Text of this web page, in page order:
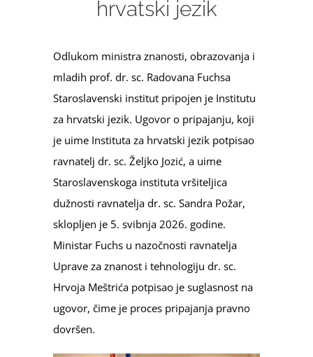
hrvatski jezik
Odlukom ministra znanosti, obrazovanja i
mladih prof. dr. sc. Radovana Fuchsa
Staroslavenski institut pripojen je Institutu
za hrvatski jezik. Ugovor o pripajanju, koji
je uime Instituta za hrvatski jezik potpisao
ravnatelj dr. sc. Željko Jozić, a uime
Staroslavenskoga instituta vršiteljica
dužnosti ravnatelja dr. sc. Sandra Požar,
sklopljen je 5. svibnja 2026. godine.
Ministar Fuchs u nazočnosti ravnatelja
Uprave za znanost i tehnologiju dr. sc.
Hrvoja Meštrića potpisao je suglasnost na
ugovor, čime je proces pripajanja pravno
dovršen.